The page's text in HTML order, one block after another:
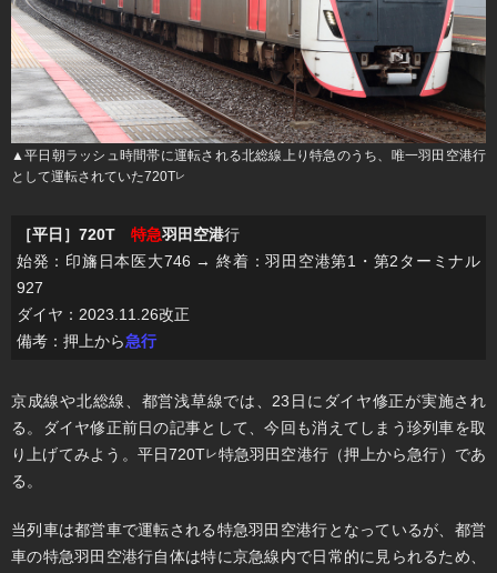
▲平日朝ラッシュ時間帯に運転される北総線上り特急のうち、唯一羽田空港行
として運転されていた720Tレ
［平日］720T 特急羽田空港行
始発：印旛日本医大746 → 終着：羽田空港第1・第2ターミナル
927
ダイヤ：2023.11.26改正
備考：押上から急行
京成線や北総線、都営浅草線では、23日にダイヤ修正が実施され
る。ダイヤ修正前日の記事として、今回も消えてしまう珍列車を取
り上げてみよう。平日720Tレ特急羽田空港行（押上から急行）であ
る。
当列車は都営車で運転される特急羽田空港行となっているが、都営
車の特急羽田空港行自体は特に京急線内で日常的に見られるため、